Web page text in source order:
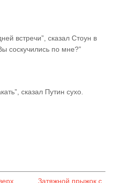
встречи”, сказал Стоун в
соскучились по мне?”
сказал Путин сухо.
Затяжной прыжок с